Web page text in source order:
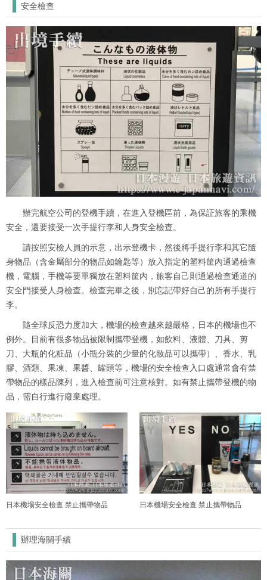
安全檢查
辦完航空公司的登機手續，在進入登機區前，為保証旅客的乘機
安全，還要接受一次手提行李和人身安全檢查。
請按照安檢人員的示意，出示登機卡，然後將手提行李和其它隨
身物品（含金屬部分的物品如鑰匙等）放入指定的塑料筐內通過檢查
機，電腦，手機等要單獨放在塑料筐內，旅客自己則通過檢查通道的
安全門接受人身檢查。檢查完畢之後，別忘記帶好自己的所有手提行
李。
隨全球反恐力度加大，機場的檢查越來越嚴格，日本的機場也不
例外。目前有很多物品被限制攜帶登機，如飲料、液體、刀具、剪
刀、大瓶的化粧品（小瓶分裝的少量的化妝品可以攜帶）、香水、乳
膠、酒類、果凍、果醬、罐頭等，機場的安全檢查入口處通常會有禁
帶物品的樣品陳列，進入檢查前可注意核對。如有禁止攜帶登機的物
品，需自行進行廢棄處理。
日本機場安全檢查 禁止攜帶物品 日本機場安全檢查 禁止攜帶物品
辦理海關手續